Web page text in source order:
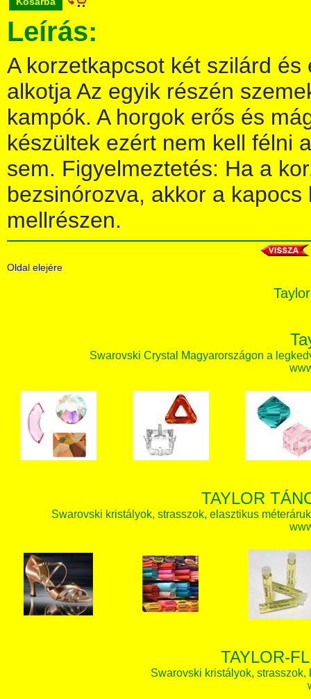
Leírás:
A korzetkapcsot két szilárd
alkotja Az egyik részén
kampók. A horgok erős és
készültek ezért nem kell félni
sem. Figyelmeztetés: Ha a
bezsinórozva, akkor a kapocs
mellrészen.
Oldal elejére
Swarovski Crystal Magyarországon a
TAYLOR
Swarovski kristályok, strasszok, elasztikus
TAYLOR-
Swarovski kristályok,